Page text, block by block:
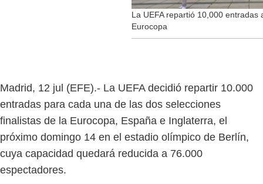
La UEFA repartió 10,000
Eurocopa
Madrid, 12 jul (EFE).- La UEFA decidió repartir 10.000
entradas para cada una de las dos selecciones
finalistas de la Eurocopa, España e Inglaterra, el
próximo domingo 14 en el estadio olímpico de Berlín,
cuya capacidad quedará reducida a 76.000
espectadores.